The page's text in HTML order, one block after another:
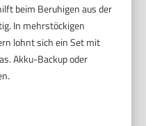
beim Beruhigen aus der
In mehrstöckigen
lohnt sich ein Set mit
Akku-Backup oder